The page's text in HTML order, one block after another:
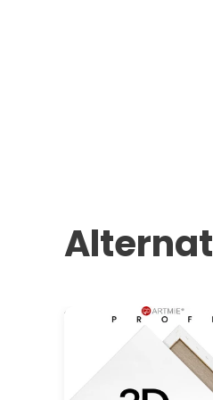
3D Malířské plátno na